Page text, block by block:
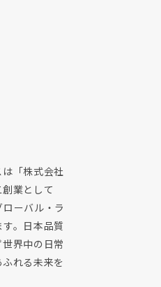
「株式会社
業として
ーバル・ラ
。日本品質
界中の日常
れる未来を